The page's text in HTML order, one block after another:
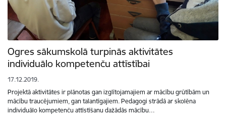
Ogres sākumskolā turpinās aktivitātes
individuālo kompetenču attīstībai
17.12.2019.
Projektā aktivitātes ir plānotas gan izglītojamajiem ar mācību grūtībām un
mācību traucējumiem, gan talantīgajiem. Pedagogi strādā ar skolēna
individuālo kompetenču attīstīšanu dažādās mācību…